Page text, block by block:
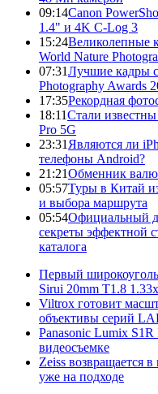
09:14Canon
1.4" и 4K C-Log 3
15:24Великолепные
World Nature
07:31Лучшие кадры
Photography
17:35Рекордная
18:11Стали
Pro 5G
23:31 Являются ли
телефоны Android?
21:21Обменник
05:57Туры в Китай
и выбора маршрута
05:54Официальный
секреты эффектной
каталога
Первый
Sirui 20mm T1.8 1.33x
Viltrox готовит
объективы серий
Panasonic Lumix
видеосъемке
Zeiss возвращается
уже на подходе